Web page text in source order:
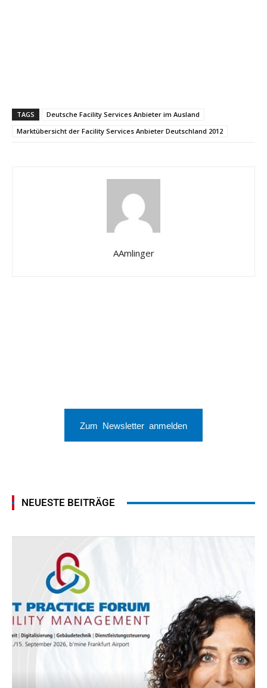
TAGS
Deutsche Facility Services Anbieter im Ausland
Marktübersicht der Facility Services Anbieter Deutschland 2012
AAmlinger
Zum Newsletter anmelden
NEUESTE BEITRÄGE